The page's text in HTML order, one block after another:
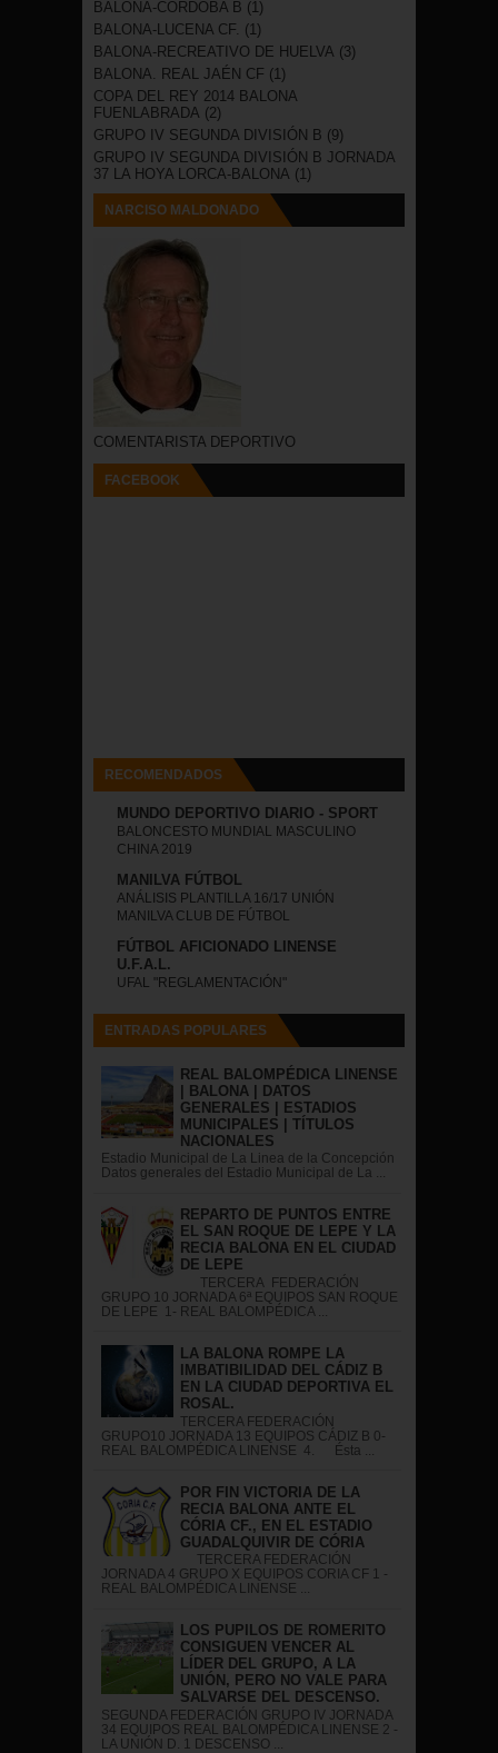
BALONA-CORDOBA B (1)
BALONA-LUCENA CF. (1)
BALONA-RECREATIVO DE HUELVA (3)
BALONA. REAL JAÉN CF (1)
COPA DEL REY 2014 BALONA
FUENLABRADA (2)
GRUPO IV SEGUNDA DIVISIÓN B (9)
GRUPO IV SEGUNDA DIVISIÓN B JORNADA
37 LA HOYA LORCA-BALONA (1)
NARCISO MALDONADO
COMENTARISTA DEPORTIVO
FACEBOOK
RECOMENDADOS
MUNDO DEPORTIVO DIARIO - SPORT
BALONCESTO MUNDIAL MASCULINO
CHINA 2019
MANILVA FÚTBOL
ANÁLISIS PLANTILLA 16/17 UNIÓN
MANILVA CLUB DE FÚTBOL
FÚTBOL AFICIONADO LINENSE
U.F.A.L.
UFAL "REGLAMENTACIÓN"
ENTRADAS POPULARES
REAL BALOMPÉDICA LINENSE
| BALONA | DATOS
GENERALES | ESTADIOS
MUNICIPALES | TÍTULOS
NACIONALES
Estadio Municipal de La Linea de la Concepción
Datos generales del Estadio Municipal de La ...
REPARTO DE PUNTOS ENTRE
EL SAN ROQUE DE LEPE Y LA
RECIA BALONA EN EL CIUDAD
DE LEPE
TERCERA FEDERACIÓN
GRUPO 10 JORNADA 6ª EQUIPOS SAN ROQUE
DE LEPE 1- REAL BALOMPÉDICA ...
LA BALONA ROMPE LA
IMBATIBILIDAD DEL CÁDIZ B
EN LA CIUDAD DEPORTIVA EL
ROSAL.
TERCERA FEDERACIÓN
GRUPO10 JORNADA 13 EQUIPOS CÁDIZ B 0-
REAL BALOMPÉDICA LINENSE 4. Ésta ...
POR FIN VICTORIA DE LA
RECIA BALONA ANTE EL
CÓRIA CF., EN EL ESTADIO
GUADALQUIVIR DE CÓRIA
TERCERA FEDERACIÓN
JORNADA 4 GRUPO X EQUIPOS CORIA CF 1 -
REAL BALOMPÉDICA LINENSE ...
LOS PUPILOS DE ROMERITO
CONSIGUEN VENCER AL
LÍDER DEL GRUPO, A LA
UNIÓN, PERO NO VALE PARA
SALVARSE DEL DESCENSO.
SEGUNDA FEDERACIÓN GRUPO IV JORNADA
34 EQUIPOS REAL BALOMPÉDICA LINENSE 2 -
LA UNIÓN D. 1 DESCENSO ...